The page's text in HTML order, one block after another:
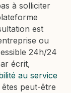
à solliciter
est
ou
24h/24
écrit,
au service
peut-être